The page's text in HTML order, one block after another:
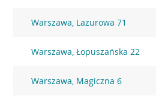
Warszawa, Lazurowa 71
Warszawa, Łopuszańska 22
Warszawa, Magiczna 6